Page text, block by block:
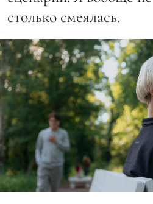
столько смеялась.